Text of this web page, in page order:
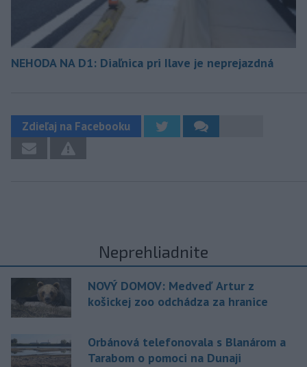
NEHODA NA D1: Diaľnica pri Ilave je neprejazdná
Zdieľaj na Facebooku
Neprehliadnite
NOVÝ DOMOV: Medveď Artur z
košickej zoo odchádza za hranice
Orbánová telefonovala s Blanárom a
Tarabom o pomoci na Dunaji